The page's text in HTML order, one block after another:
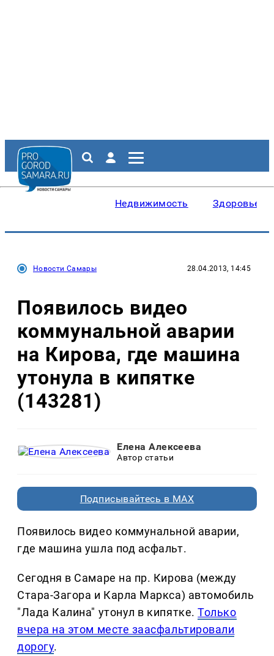
Недвижимость Здоровье
Новости Самары 28.04.2013, 14:45
Появилось видео
коммунальной аварии
на Кирова, где машина
утонула в кипятке
(143281)
Елена Алексеева
Автор статьи
Подписывайтесь в MAX
Появилось видео коммунальной аварии,
где машина ушла под асфальт.
Сегодня в Самаре на пр. Кирова (между
Стара-Загора и Карла Маркса) автомобиль
"Лада Калина" утонул в кипятке.Только
вчера на этом месте заасфальтировали
дорогу.